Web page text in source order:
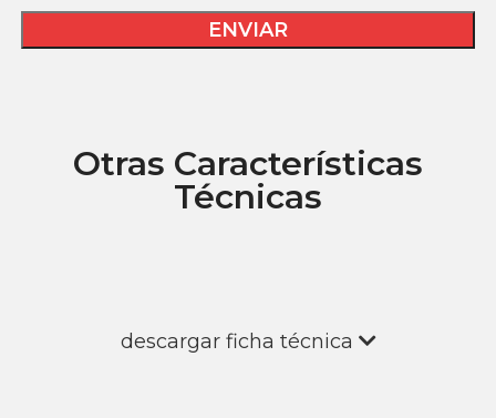
Otras Características
Técnicas
descargar ficha técnica